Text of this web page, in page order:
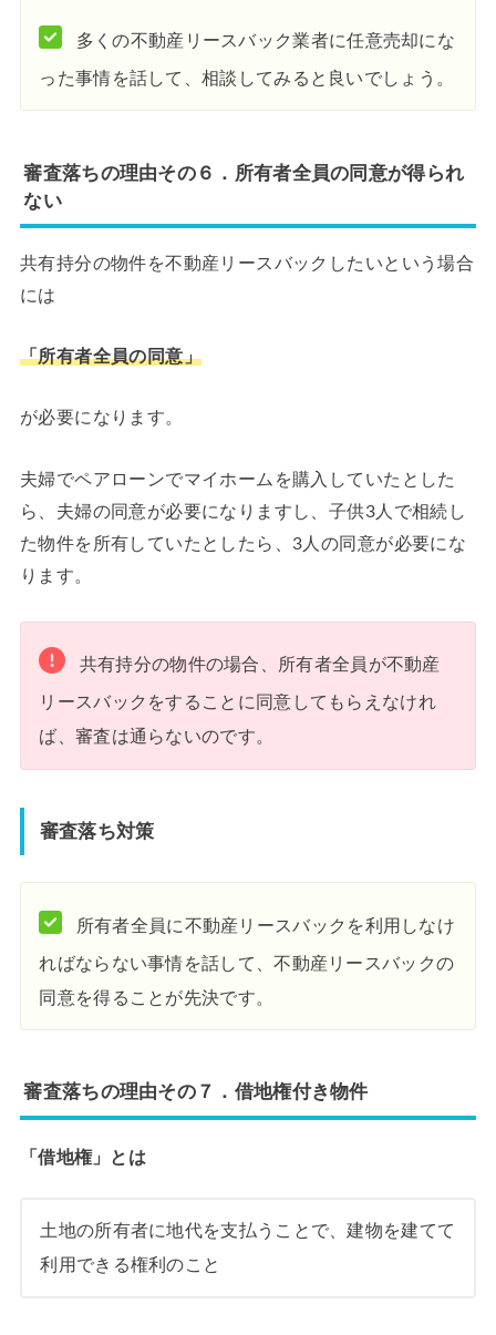
多くの不動産リースバック業者に任意売却にな
った事情を話して、相談してみると良いでしょう。
審査落ちの理由その６．所有者全員の同意が得られ
ない
共有持分の物件を不動産リースバックしたいという場合
には
「所有者全員の同意」
が必要になります。
夫婦でペアローンでマイホームを購入していたとした
ら、夫婦の同意が必要になりますし、子供3人で相続し
た物件を所有していたとしたら、3人の同意が必要にな
ります。
共有持分の物件の場合、所有者全員が不動産
リースバックをすることに同意してもらえなけれ
ば、審査は通らないのです。
審査落ち対策
所有者全員に不動産リースバックを利用しなけ
ればならない事情を話して、不動産リースバックの
同意を得ることが先決です。
審査落ちの理由その７．借地権付き物件
「借地権」とは
土地の所有者に地代を支払うことで、建物を建てて
利用できる権利のこと